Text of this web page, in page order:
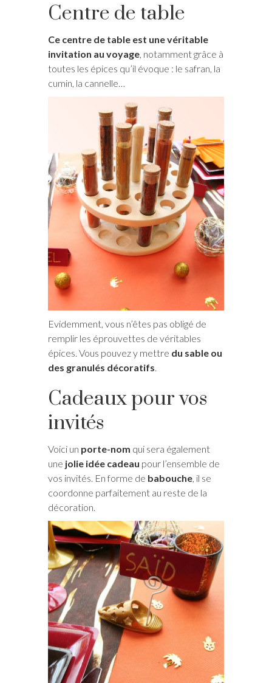
Centre de table
Ce centre de table est une véritable
invitation au voyage , notamment grâce à
toutes les épices qu’il évoque : le safran, la
cumin, la cannelle…
Evidemment, vous n’êtes pas obligé de
remplir les éprouvettes de véritables
épices. Vous pouvez y mettre du sable ou
des granulés décoratifs.
Cadeaux pour vos
invités
Voici un porte-nom qui sera également
une jolie idée cadeau pour l’ensemble de
vos invités. En forme de babouche, il se
coordonne parfaitement au reste de la
décoration.